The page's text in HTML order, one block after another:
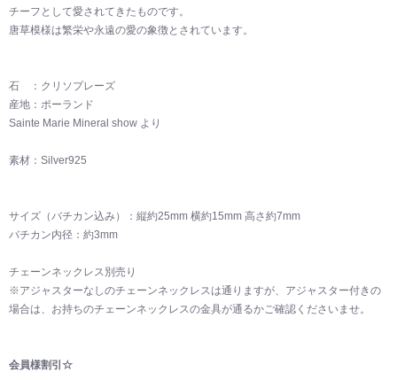
チーフとして愛されてきたものです。
唐草模様は繁栄や永遠の愛の象徴とされています。
石 ：クリソプレーズ
産地：ポーランド
Sainte Marie Mineral show より
素材：Silver925
サイズ（バチカン込み）：縦約25mm 横約15mm 高さ約7mm
バチカン内径：約3mm
チェーンネックレス別売り
※アジャスターなしのチェーンネックレスは通りますが、アジャスター付きの
場合は、お持ちのチェーンネックレスの金具が通るかご確認くださいませ。
会員様割引☆